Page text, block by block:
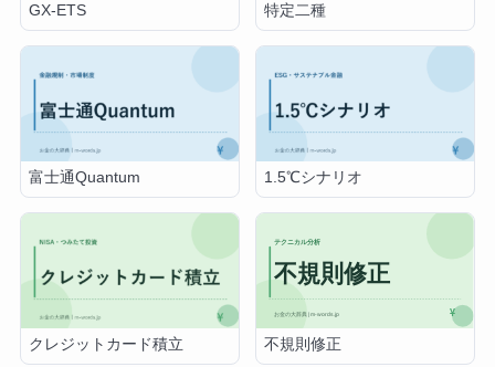
GX-ETS 特定二種
富士通Quantum 1.5℃シナリオ
クレジットカード積立 不規則修正